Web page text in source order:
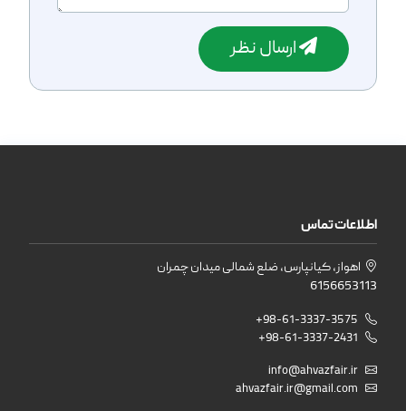
ارسال نظر
اطلاعات تماس
اهواز، کیانپارس، ضلع شمالی میدان چمران
6156653113
+98-61-3337-3575
+98-61-3337-2431
info@ahvazfair.ir
ahvazfair.ir@gmail.com